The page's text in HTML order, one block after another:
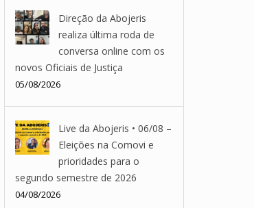
Direção da Abojeris
realiza última roda de
conversa online com os
novos Oficiais de Justiça
05/08/2026
Live da Abojeris • 06/08 –
Eleições na Comovi e
prioridades para o
segundo semestre de 2026
04/08/2026